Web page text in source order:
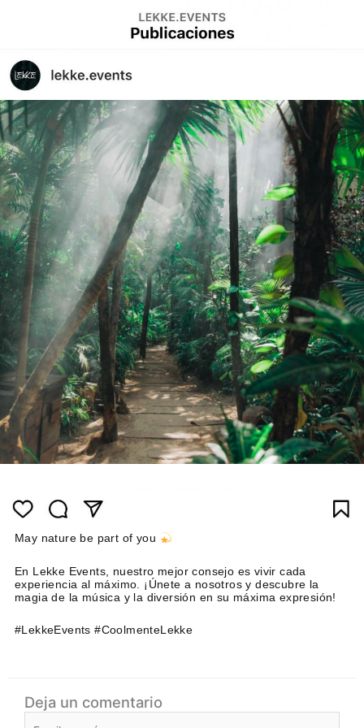
May nature be part of you
En Lekke Events, nuestro mejor consejo es vivir cada
experiencia al máximo. ¡Únete a nosotros y descubre la
magia de la música y la diversión en su máxima expresión!
#LekkeEvents #CoolmenteLekke
Deja un comentario